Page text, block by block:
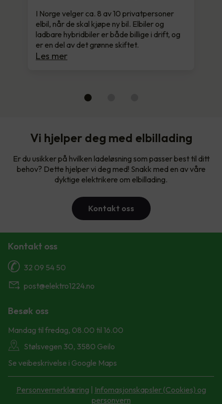
I Norge velger ca. 8 av 10 privatpersoner
elbil, når de skal kjøpe ny bil. Elbiler og
ladbare hybridbiler er både billige i drift, og
er en del av det grønne skiftet.
Les mer
Vi hjelper deg med elbillading
Er du usikker på hvilken ladeløsning som passer best til ditt
behov? Dette hjelper vi deg med! Snakk med en av våre
dyktige elektrikere om elbillading.
Kontakt oss
Kontakt oss
32 09 54 50
post@elektro1224.no
Besøk oss
Mandag til fredag, 08.00 til 16.00
Stølsvegen 30, 3580 Geilo
Se veibeskrivelse i Google Maps
Personvernerklæring | Infomasjonskapsler (Cookies) og
personvern